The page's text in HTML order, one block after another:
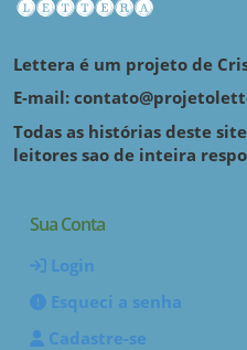
Lettera é um projeto de
E-mail:
Todas as histórias deste
leitores sao de inteira
Sua Conta
Login
Esqueci a senha
Cadastre-se